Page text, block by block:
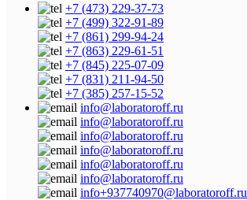
+7 (473) 229-37-73
+7 (499) 322-91-89
+7 (861) 299-94-24
+7 (863) 229-61-51
+7 (845) 225-07-09
+7 (831) 211-94-50
+7 (385) 257-15-52
info@laboratoroff.ru
info@laboratoroff.ru
info@laboratoroff.ru
info@laboratoroff.ru
info@laboratoroff.ru
info@laboratoroff.ru
info+937740970@laboratoroff.ru